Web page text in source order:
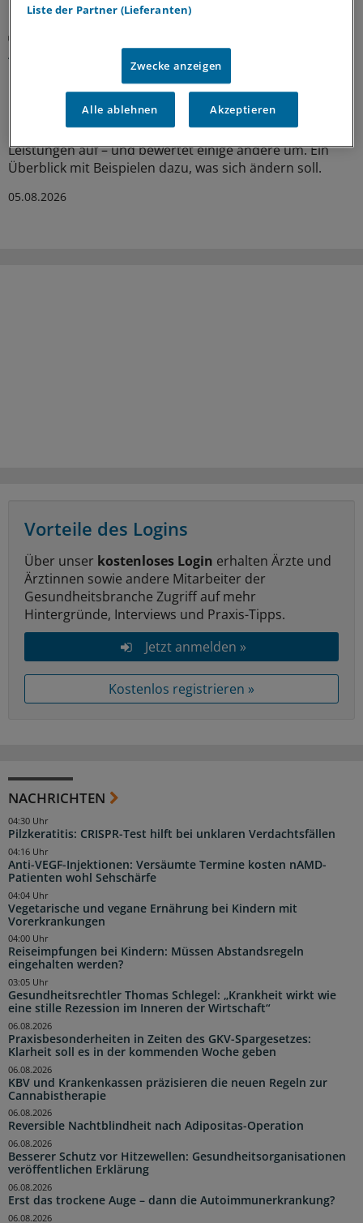
Aktualisierter GOÄ-Entwurf: Neue Leistungen,
Umbewertungen und Bürokratieabbau
Bundesärztekammer und PKV-Verband haben dem
Bundesgesundheitsministerium den Entwurf einer
GOÄneu vorgelegt. Er nimmt innovative medizinische
Leistungen auf – und bewertet einige andere um. Ein
Überblick mit Beispielen dazu, was sich ändern soll.
05.08.2026
Vorteile des Logins
Über unser kostenloses Login erhalten Ärzte und
Ärztinnen sowie andere Mitarbeiter der
Gesundheitsbranche Zugriff auf mehr
Hintergründe, Interviews und Praxis-Tipps.
Jetzt anmelden »
Kostenlos registrieren »
NACHRICHTEN
Pilzkeratitis: CRISPR-Test hilft bei unklaren Verdachtsfällen
04:30 Uhr
Anti-VEGF-Injektionen: Versäumte Termine kosten nAMD-
Patienten wohl Sehschärfe
04:16 Uhr
Vegetarische und vegane Ernährung bei Kindern mit
Vorerkrankungen
04:04 Uhr
Reiseimpfungen bei Kindern: Müssen Abstandsregeln
eingehalten werden?
04:00 Uhr
Gesundheitsrechtler Thomas Schlegel: „Krankheit wirkt wie
eine stille Rezession im Inneren der Wirtschaft“
03:05 Uhr
Praxisbesonderheiten in Zeiten des GKV-Spargesetzes:
Klarheit soll es in der kommenden Woche geben
06.08.2026
KBV und Krankenkassen präzisieren die neuen Regeln zur
Cannabistherapie
06.08.2026
Reversible Nachtblindheit nach Adipositas-Operation
06.08.2026
Besserer Schutz vor Hitzewellen: Gesundheitsorganisationen
veröffentlichen Erklärung
06.08.2026
Erst das trockene Auge – dann die Autoimmunerkrankung?
06.08.2026
06.08.2026
Liste der Partner (Lieferanten)
Zwecke anzeigen
Alle ablehnen Akzeptieren